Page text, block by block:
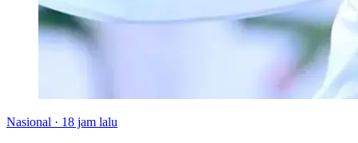
Nasional · 18 jam lalu